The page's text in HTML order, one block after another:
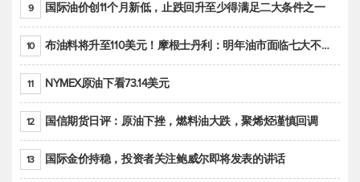
9 国际油价创11个月新低，止跌回升至少得满足二大条件之一
10 布油料将升至110美元！摩根士丹利：明年油市面临七大不确定性
11 NYMEX原油下看73.14美元
12 国信期货日评：原油下挫，燃料油大跌，聚烯烃谨慎回调
13 国际金价持稳，投资者关注鲍威尔即将发表的讲话